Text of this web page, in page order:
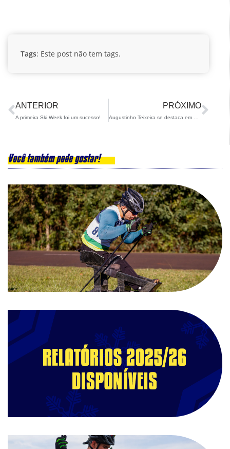
Tags: Este post não tem tags.
ANTERIOR
A primeira Ski Week foi um sucesso!
PRÓXIMO
Você também pode gostar!